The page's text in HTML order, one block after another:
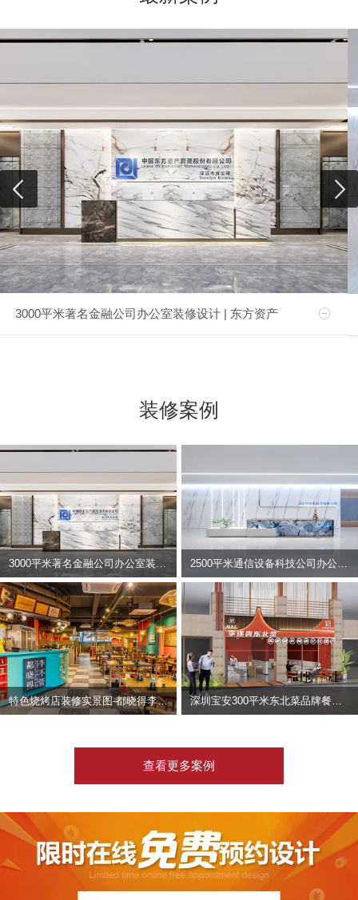
3000平米著名金融公司办公室装修设计 | 东方资产
装修案例
2500平米通信设备科技公司办公室设计 | 宇泰科技
特色烧烤店装修实景图-都晓得李不管
查看更多案例